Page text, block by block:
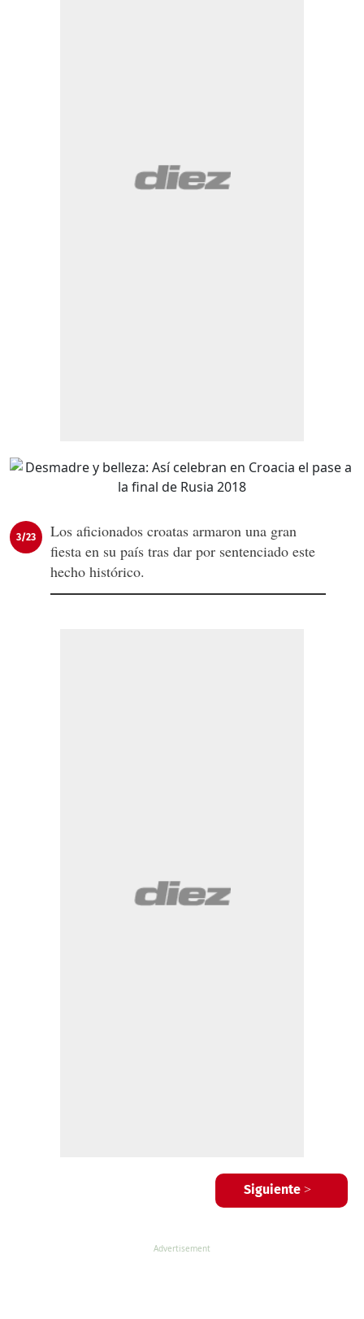
3/23
Los aficionados croatas armaron una gran
fiesta en su país tras dar por sentenciado este
hecho histórico.
Siguiente >